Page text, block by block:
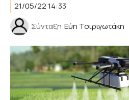
21/05/22 14:33
Σύνταξη Εύη Τσιριγωτάκη